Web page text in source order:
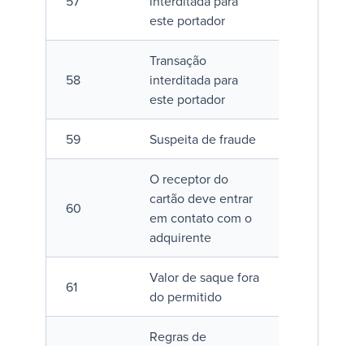
este portador
58
Transação
interditada para
este portador
59 Suspeita de fraude
60
O receptor do
cartão deve entrar
em contato com o
adquirente
61
Valor de saque fora
do permitido
Regras de